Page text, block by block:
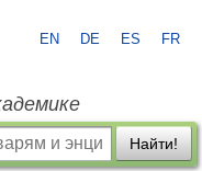
EN DE ES FR
Найти!